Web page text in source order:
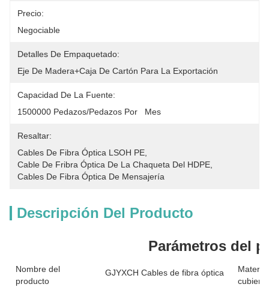
Precio:
Negociable
Detalles De Empaquetado:
Eje De Madera+Caja De Cartón Para La Exportación
Capacidad De La Fuente:
1500000 Pedazos/pedazos Por   Mes
Resaltar:
Cables De Fibra Óptica LSOH PE
Cable De Fribra Óptica De La Chaqueta Del HDPE
Cables De Fibra Óptica De Mensajería
Descripción Del Producto
Parámetros del
Nombre del
producto
GJYXCH Cables de fibra óptica
cubierta